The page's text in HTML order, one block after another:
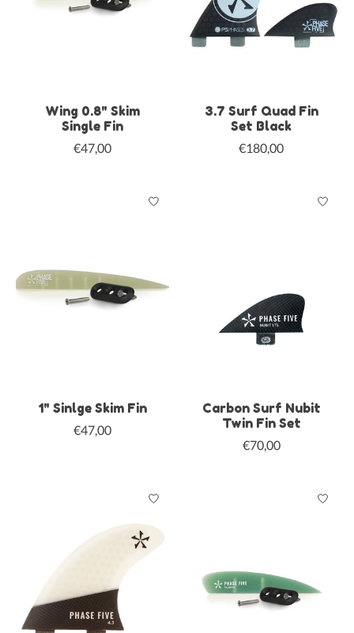
Wing 0.8" Skim
Single Fin
€47,00
3.7 Surf Quad Fin
Set Black
€180,00
1" Sinlge Skim Fin
€47,00
Carbon Surf Nubit
Twin Fin Set
€70,00